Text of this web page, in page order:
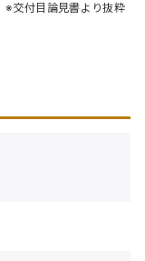
交付目論見書より抜粋